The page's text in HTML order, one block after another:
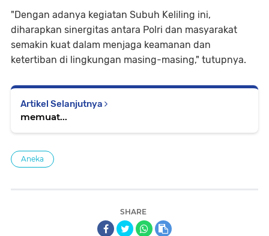
"Dengan adanya kegiatan Subuh Keliling ini,
diharapkan sinergitas antara Polri dan masyarakat
semakin kuat dalam menjaga keamanan dan
ketertiban di lingkungan masing-masing," tutupnya.
Artikel Selanjutnya
memuat...
Aneka
SHARE